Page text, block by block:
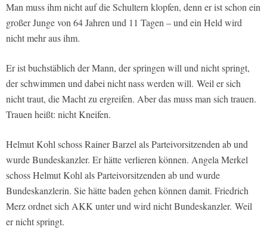
Man muss ihm nicht auf die Schultern klopfen, denn er ist schon ein
großer Junge von 64 Jahren und 11 Tagen – und ein Held wird
nicht mehr aus ihm.
Er ist buchstäblich der Mann, der springen will und nicht springt,
der schwimmen und dabei nicht nass werden will. Weil er sich
nicht traut, die Macht zu ergreifen. Aber das muss man sich trauen.
Trauen heißt: nicht Kneifen.
Helmut Kohl schoss Rainer Barzel als Parteivorsitzenden ab und
wurde Bundeskanzler. Er hätte verlieren können. Angela Merkel
schoss Helmut Kohl als Parteivorsitzenden ab und wurde
Bundeskanzlerin. Sie hätte baden gehen können damit. Friedrich
Merz ordnet sich AKK unter und wird nicht Bundeskanzler. Weil
er nicht springt.